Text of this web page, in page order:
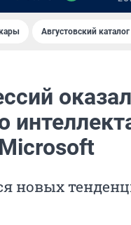
Августовский
новых